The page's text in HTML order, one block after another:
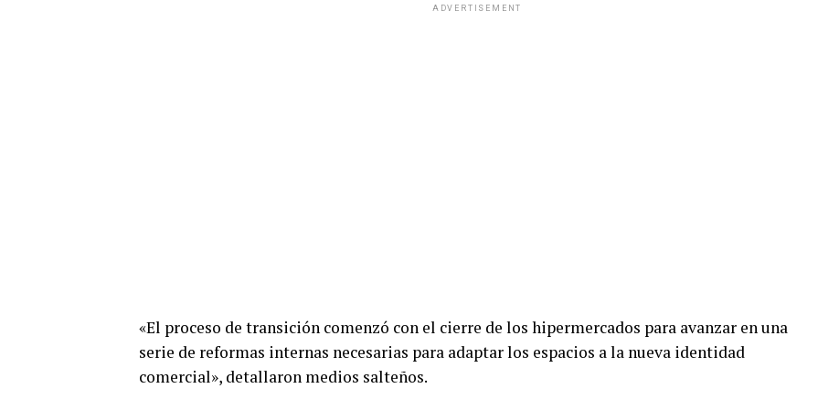
ADVERTISEMENT
«El proceso de transición comenzó con el cierre de los hipermercados para avanzar en una
serie de reformas internas necesarias para adaptar los espacios a la nueva identidad
comercial», detallaron medios salteños.